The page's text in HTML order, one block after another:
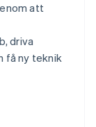
att
driva
få ny teknik